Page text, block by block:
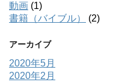
動画 (1)
書籍（バイブル）
(2)
アーカイブ
2020年5月
2020年2月